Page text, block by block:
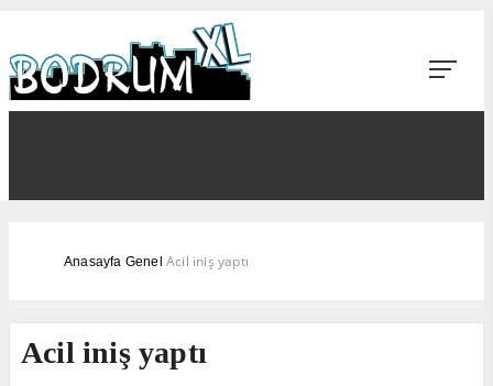
Anasayfa Genel Acil iniş yaptı
Acil iniş yaptı